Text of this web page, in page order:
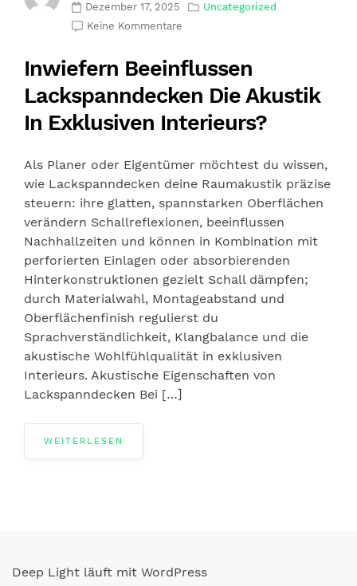
Dezember 17, 2025
Uncategorized
Keine Kommentare
Inwiefern Beeinflussen
Lackspanndecken Die Akustik
In Exklusiven Interieurs?
Als Planer oder Eigentümer möchtest du wissen,
wie Lackspanndecken deine Raumakustik präzise
steuern: ihre glatten, spannstarken Oberflächen
verändern Schallreflexionen, beeinflussen
Nachhallzeiten und können in Kombination mit
perforierten Einlagen oder absorbierenden
Hinterkonstruktionen gezielt Schall dämpfen;
durch Materialwahl, Montageabstand und
Oberflächenfinish regulierst du
Sprachverständlichkeit, Klangbalance und die
akustische Wohlfühlqualität in exklusiven
Interieurs. Akustische Eigenschaften von
Lackspanndecken Bei […]
WEITERLESEN
Deep Light läuft mit WordPress